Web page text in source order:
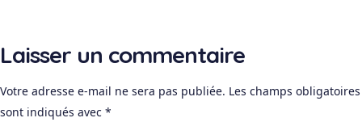
Laisser un commentaire
Votre adresse e-mail ne sera pas publiée. Les champs obligatoires
sont indiqués avec *